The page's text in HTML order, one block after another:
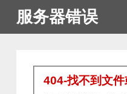
服务器错误
404-找不到文件